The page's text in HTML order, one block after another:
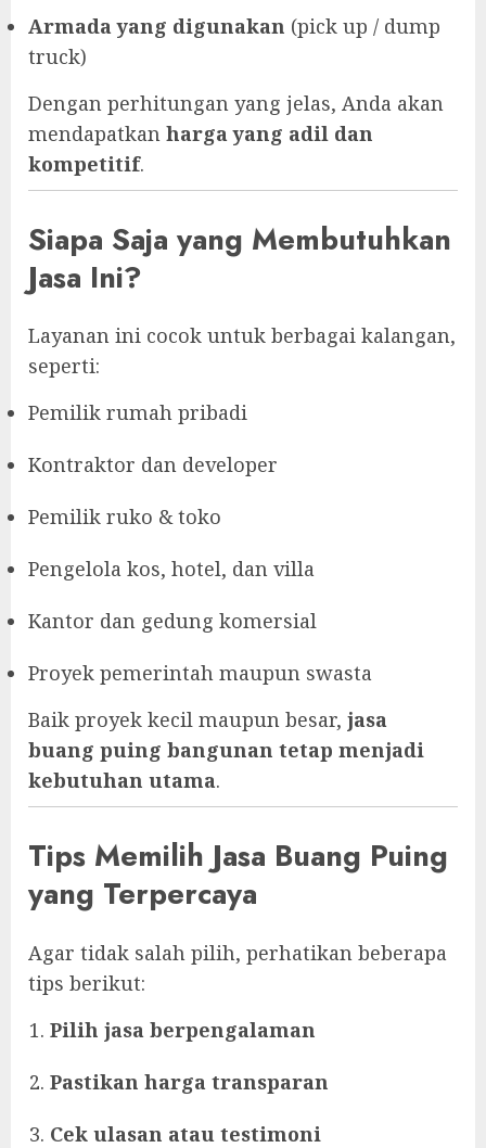
Armada yang digunakan (pick up / dump
truck)
Dengan perhitungan yang jelas, Anda akan
mendapatkan harga yang adil dan
kompetitif.
Siapa Saja yang Membutuhkan
Jasa Ini?
Layanan ini cocok untuk berbagai kalangan,
seperti:
Pemilik rumah pribadi
Kontraktor dan developer
Pemilik ruko & toko
Pengelola kos, hotel, dan villa
Kantor dan gedung komersial
Proyek pemerintah maupun swasta
Baik proyek kecil maupun besar, jasa
buang puing bangunan tetap menjadi
kebutuhan utama.
Tips Memilih Jasa Buang Puing
yang Terpercaya
Agar tidak salah pilih, perhatikan beberapa
tips berikut:
Pilih jasa berpengalaman
Pastikan harga transparan
Cek ulasan atau testimoni